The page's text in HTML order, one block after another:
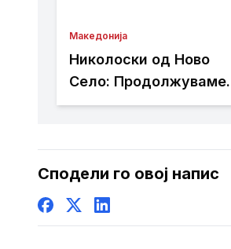
Македонија
Николоски од Ново
Село: Продолжуваме
со проекти што носат
живот за граѓаните
Сподели го овој напис